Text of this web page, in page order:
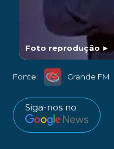
Foto reprodução ►
Fonte: Grande FM
Siga-nos no